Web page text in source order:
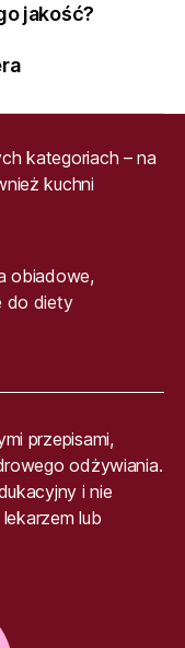
jakość?
kategoriach – na
kuchni
obiadowe,
do diety
przepisami,
odżywiania.
i nie
lub